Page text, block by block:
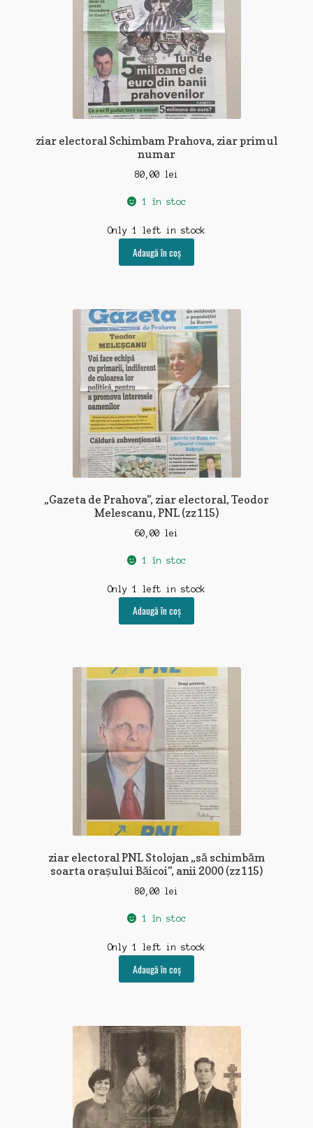
ziar electoral Schimbam Prahova, ziar primul
numar
80,00 lei
1 în stoc
Only 1 left in stock
Adaugă în coș
„Gazeta de Prahova”, ziar electoral, Teodor
Melescanu, PNL (zz115)
60,00 lei
1 în stoc
Only 1 left in stock
Adaugă în coș
ziar electoral PNL Stolojan „să schimbăm
soarta orașului Băicoi”, anii 2000 (zz115)
80,00 lei
1 în stoc
Only 1 left in stock
Adaugă în coș